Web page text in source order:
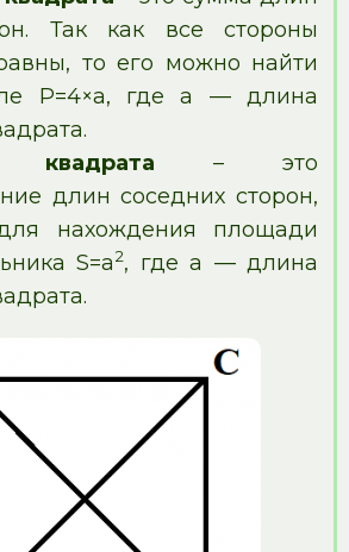
Так как все стороны
то его можно найти
Р=4×а, где а — длина
квадрата – это
длин соседних сторон,
нахождения площади
S=a2, где a — длина